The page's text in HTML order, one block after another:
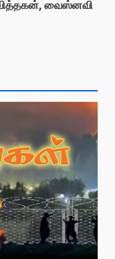
வித்தகன், வைஸ்னவி